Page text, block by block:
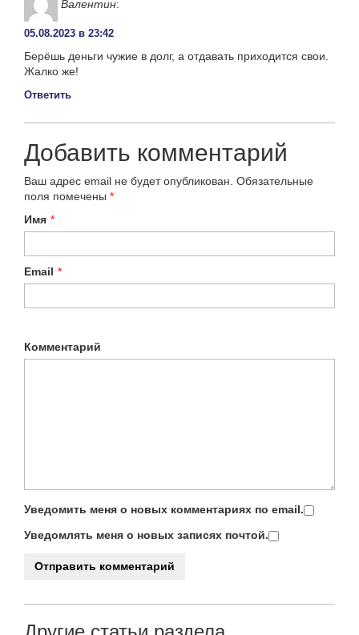
Валентин:
05.08.2023 в 23:42
Берёшь деньги чужие в долг, а отдавать приходится свои.
Жалко же!
Ответить
Добавить комментарий
Ваш адрес email не будет опубликован. Обязательные
поля помечены *
Имя *
Email *
Комментарий
Уведомить меня о новых комментариях по email.
Уведомлять меня о новых записях почтой.